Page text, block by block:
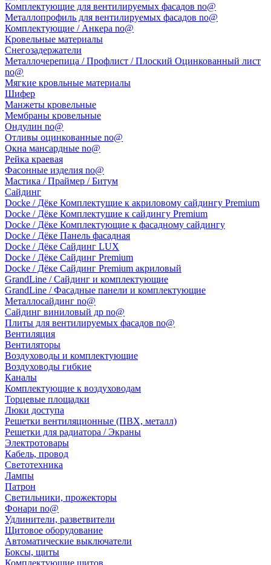
Комплектующие для вентилируемых фасадов no@
Металлопрофиль для вентилируемых фасадов no@
Комплектующие / Анкера no@
Кровельные материалы
Снегозадержатели
Металлочерепица / Профлист / Плоский Оцинкованный лист
no@
Мягкие кровльные материалы
Шифер
Манжеты кровельные
Мембраны кровельные
Ондулин no@
Отливы оцинкованные no@
Окна мансардные no@
Рейка краевая
Фасонные изделия no@
Мастика / Праймер / Битум
Сайдинг
Docke / Дёке Комплектущие к акриловому сайдингу Premium
Docke / Дёке Комплектущие к сайдингу Premium
Docke / Дёке Комплектующие к фасадному сайдингу
Docke / Дёке Панель фасадная
Docke / Дёке Сайдинг LUX
Docke / Дёке Сайдинг Premium
Docke / Дёке Сайдинг Premium акриловый
GrandLine / Сайдинг и комплектующие
GrandLine / Фасадные панели и комплектующие
Металлосайдинг no@
Сайдинг виниловый др no@
Плиты для вентилируемых фасадов no@
Вентиляция
Вентиляторы
Воздуховоды и комплектующие
Воздуховоды гибкие
Каналы
Комплектующие к воздуховодам
Торцевые площадки
Люки доступа
Решетки вентиляционные (ПВХ, металл)
Решетки для радиатора / Экраны
Электротовары
Кабель, провод
Светотехника
Лампы
Патрон
Светильники, прожекторы
Фонари no@
Удлинители, разветвители
Щитовое оборудование
Автоматические выключатели
Боксы, щиты
Комплектующие щитов